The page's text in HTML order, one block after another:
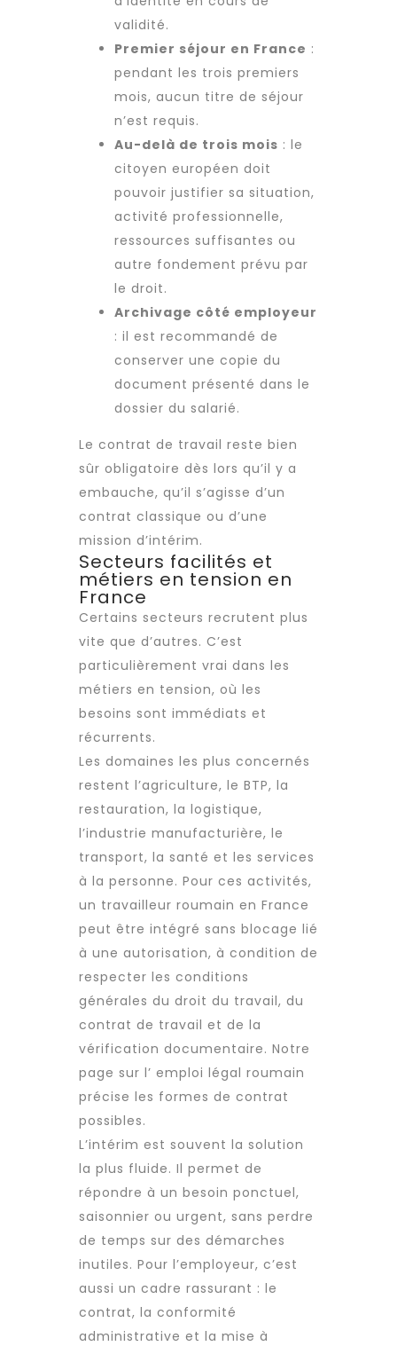
validité.
Premier séjour en France :
pendant les trois premiers
mois, aucun titre de séjour
n’est requis.
Au-delà de trois mois : le
citoyen européen doit
pouvoir justifier sa situation,
activité professionnelle,
ressources suffisantes ou
autre fondement prévu par
le droit.
Archivage côté employeur
: il est recommandé de
conserver une copie du
document présenté dans le
dossier du salarié.
Le contrat de travail reste bien
sûr obligatoire dès lors qu’il y a
embauche, qu’il s’agisse d’un
contrat classique ou d’une
mission d’intérim.
Secteurs facilités et
métiers en tension en
France
Certains secteurs recrutent plus
vite que d’autres. C’est
particulièrement vrai dans les
métiers en tension, où les
besoins sont immédiats et
récurrents.
Les domaines les plus concernés
restent l’agriculture, le BTP, la
restauration, la logistique,
l’industrie manufacturière, le
transport, la santé et les services
à la personne. Pour ces activités,
un travailleur roumain en France
peut être intégré sans blocage lié
à une autorisation, à condition de
respecter les conditions
générales du droit du travail, du
contrat de travail et de la
vérification documentaire. Notre
page sur l’ emploi légal roumain
précise les formes de contrat
possibles.
L’intérim est souvent la solution
la plus fluide. Il permet de
répondre à un besoin ponctuel,
saisonnier ou urgent, sans perdre
de temps sur des démarches
inutiles. Pour l’employeur, c’est
aussi un cadre rassurant : le
contrat, la conformité
administrative et la mise à